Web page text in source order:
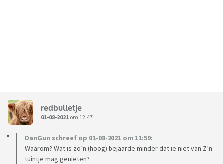
redbulletje
01-08-2021 om 12:47
DanGun schreef op 01-08-2021 om 11:59:
Waarom? Wat is zo’n (hoog) bejaarde minder dat ie niet van Z’n
tuintje mag genieten?